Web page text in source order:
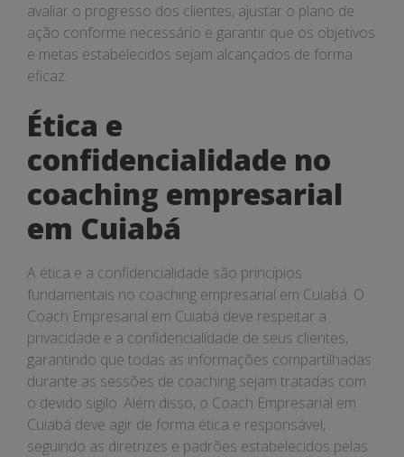
avaliar o progresso dos clientes, ajustar o plano de
ação conforme necessário e garantir que os objetivos
e metas estabelecidos sejam alcançados de forma
eficaz.
Ética e
confidencialidade no
coaching empresarial
em Cuiabá
A ética e a confidencialidade são princípios
fundamentais no coaching empresarial em Cuiabá. O
Coach Empresarial em Cuiabá deve respeitar a
privacidade e a confidencialidade de seus clientes,
garantindo que todas as informações compartilhadas
durante as sessões de coaching sejam tratadas com
o devido sigilo. Além disso, o Coach Empresarial em
Cuiabá deve agir de forma ética e responsável,
seguindo as diretrizes e padrões estabelecidos pelas